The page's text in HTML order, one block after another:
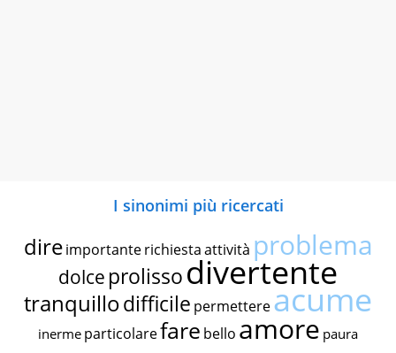
I sinonimi più ricercati
dire importante richiestaattività problema
dolce prolissodivertente
tranquillodifficile permettereacume
inerme particolarefare bello amore paura